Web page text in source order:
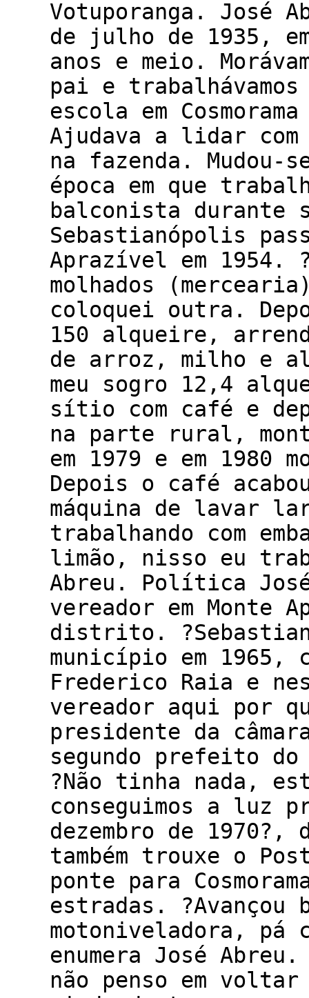
Votuporanga. José
de julho de 1935,
anos e meio.
pai e
escola em
Ajudava a lidar
na fazenda. Mudou-
época em que
balconista durante
Sebastianópolis
Aprazível em 1954.
molhados
coloquei outra.
150 alqueire,
de arroz, milho e
meu sogro 12,4
sítio com café e
na parte rural,
em 1979 e em 1980
Depois o café
máquina de lavar
trabalhando com
limão, nisso eu
Abreu. Política
vereador em Monte
distrito.
município em 1965,
Frederico Raia e
vereador aqui por
presidente da
segundo prefeito
?Não tinha nada,
conseguimos a luz
dezembro de 1970?,
também trouxe o
ponte para
estradas. ?Avançou
motoniveladora, pá
enumera José
não penso em